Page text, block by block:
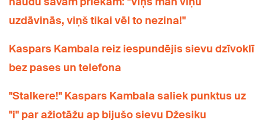
uzdāvinās, viņš tikai vēl to nezina!"
Kaspars Kambala reiz iespundējis sievu dzīvoklī
bez pases un telefona
"Stalkere!" Kaspars Kambala saliek punktus uz
"i" par ažiotāžu ap bijušo sievu Džesiku